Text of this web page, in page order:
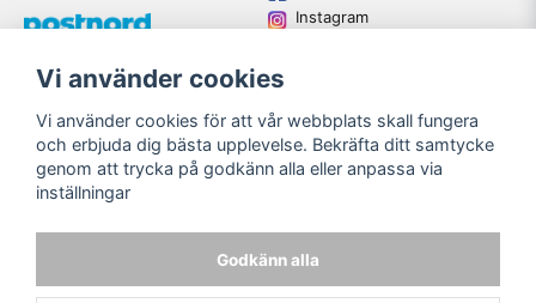
Instagram
© Copyright
Vi använder cookies
Vi använder cookies för att vår webbplats skall fungera
och erbjuda dig bästa upplevelse. Bekräfta ditt samtycke
genom att trycka på godkänn alla eller anpassa via
inställningar
Godkänn alla